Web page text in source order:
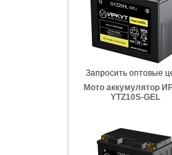
Запросить оптовые
Мото аккумулятор
YTZ10S-GEL